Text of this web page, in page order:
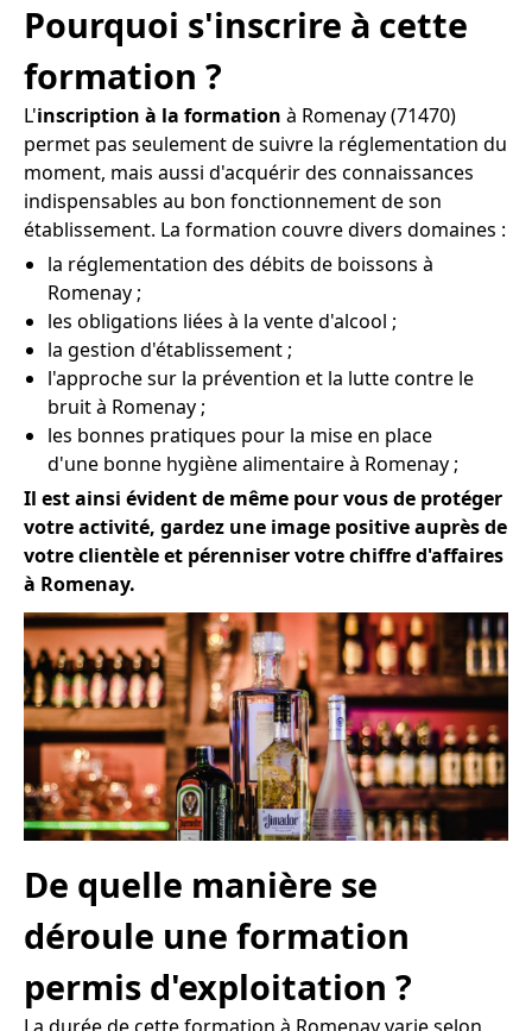
Pourquoi s'inscrire à cette
formation ?
L'inscription à la formation à Romenay (71470)
permet pas seulement de suivre la réglementation du
moment, mais aussi d'acquérir des connaissances
indispensables au bon fonctionnement de son
établissement. La formation couvre divers domaines :
la réglementation des débits de boissons à
Romenay ;
les obligations liées à la vente d'alcool ;
la gestion d'établissement ;
l'approche sur la prévention et la lutte contre le
bruit à Romenay ;
les bonnes pratiques pour la mise en place
d'une bonne hygiène alimentaire à Romenay ;
Il est ainsi évident de même pour vous de protéger
votre activité, gardez une image positive auprès de
votre clientèle et pérenniser votre chiffre d'affaires
à Romenay.
De quelle manière se
déroule une formation
permis d'exploitation ?